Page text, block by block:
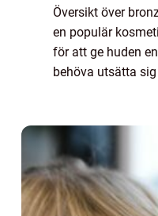
Översikt över
en populär
för att ge huden
behöva utsätta